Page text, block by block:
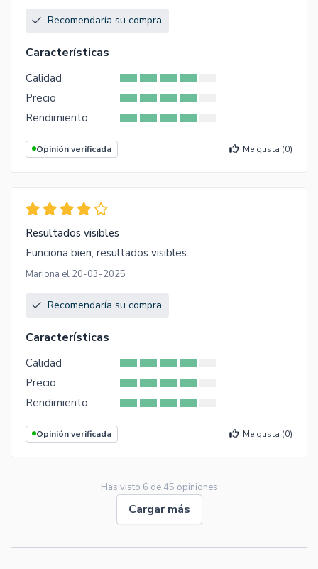
Recomendaría su compra
Características
Calidad
Precio
Rendimiento
Opinión verificada Me gusta (0)
Resultados visibles
Funciona bien, resultados visibles.
Mariona el 20-03-2025
Recomendaría su compra
Características
Calidad
Precio
Rendimiento
Opinión verificada Me gusta (0)
Has visto 6 de 45 opiniones
Cargar más